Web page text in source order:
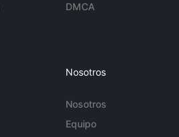
DMCA
Nosotros
Nosotros
Equipo